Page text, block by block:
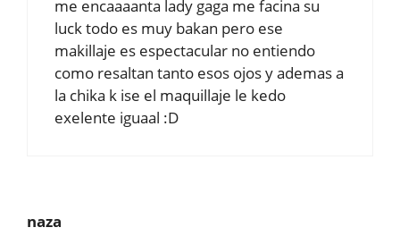
me encaaaanta lady gaga me facina su
luck todo es muy bakan pero ese
makillaje es espectacular no entiendo
como resaltan tanto esos ojos y ademas a
la chika k ise el maquillaje le kedo
exelente iguaal :D
naza